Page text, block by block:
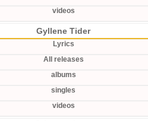
videos
Gyllene Tider
Lyrics
All releases
albums
singles
videos